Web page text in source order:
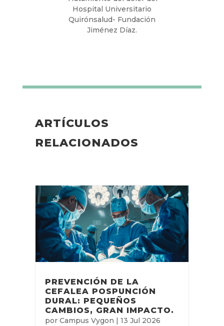
Hospital Universitario
Quirónsalud- Fundación
Jiménez Díaz.
ARTÍCULOS
RELACIONADOS
PREVENCIÓN DE LA
CEFALEA POSPUNCIÓN
DURAL: PEQUEÑOS
CAMBIOS, GRAN IMPACTO.
por Campus Vygon | 13 Jul 2026